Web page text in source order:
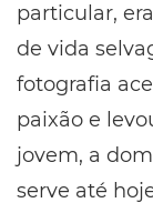
particular,
de vida
fotografia
paixão e
jovem, a
serve até